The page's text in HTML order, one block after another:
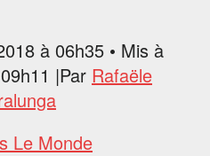
à 06h35 • Mis à
|Par Rafaële
Le Monde